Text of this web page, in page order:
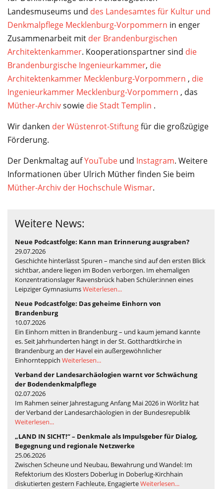
Landesmuseums und des Landesamtes für Kultur und
Denkmalpflege Mecklenburg-Vorpommern in enger
Zusammenarbeit mit der Brandenburgischen
Architektenkammer. Kooperationspartner sind die
Brandenburgische Ingenieurkammer, die
Architektenkammer Mecklenburg-Vorpommern , die
Ingenieurkammer Mecklenburg-Vorpommern , das
Müther-Archivsowie die Stadt Templin .
Wir danken der Wüstenrot-Stiftungfür die großzügige
Förderung.
Der Denkmaltag aufYouTube und Instagram. Weitere
Informationen über Ulrich Müther finden Sie beim
Müther-Archiv der Hochschule Wismar.
Weitere News:
Neue Podcastfolge: Kann man Erinnerung ausgraben?
29.07.2026
Geschichte hinterlässt Spuren – manche sind auf den ersten Blick
sichtbar, andere liegen im Boden verborgen. Im ehemaligen
Konzentrationslager Ravensbrück haben Schüler:innen eines
Leipziger GymnasiumsWeiterlesen...
Neue Podcastfolge: Das geheime Einhorn von
Brandenburg
10.07.2026
Ein Einhorn mitten in Brandenburg – und kaum jemand kannte
es. Seit Jahrhunderten hängt in der St. Gotthardtkirche in
Brandenburg an der Havel ein außergewöhnlicher
Einhornteppich Weiterlesen...
Verband der Landesarchäologien warnt vor Schwächung
der Bodendenkmalpflege
02.07.2026
Im Rahmen seiner Jahrestagung Anfang Mai 2026 in Wörlitz hat
der Verband der Landesarchäologien in der Bundesrepublik
Weiterlesen...
„LAND IN SICHT!“ – Denkmale als Impulsgeber für Dialog,
Begegnung und regionale Netzwerke
25.06.2026
Zwischen Scheune und Neubau, Bewahrung und Wandel: Im
Refektorium des Klosters Doberlug in Doberlug-Kirchhain
diskutierten gestern Fachleute, EngagierteWeiterlesen...